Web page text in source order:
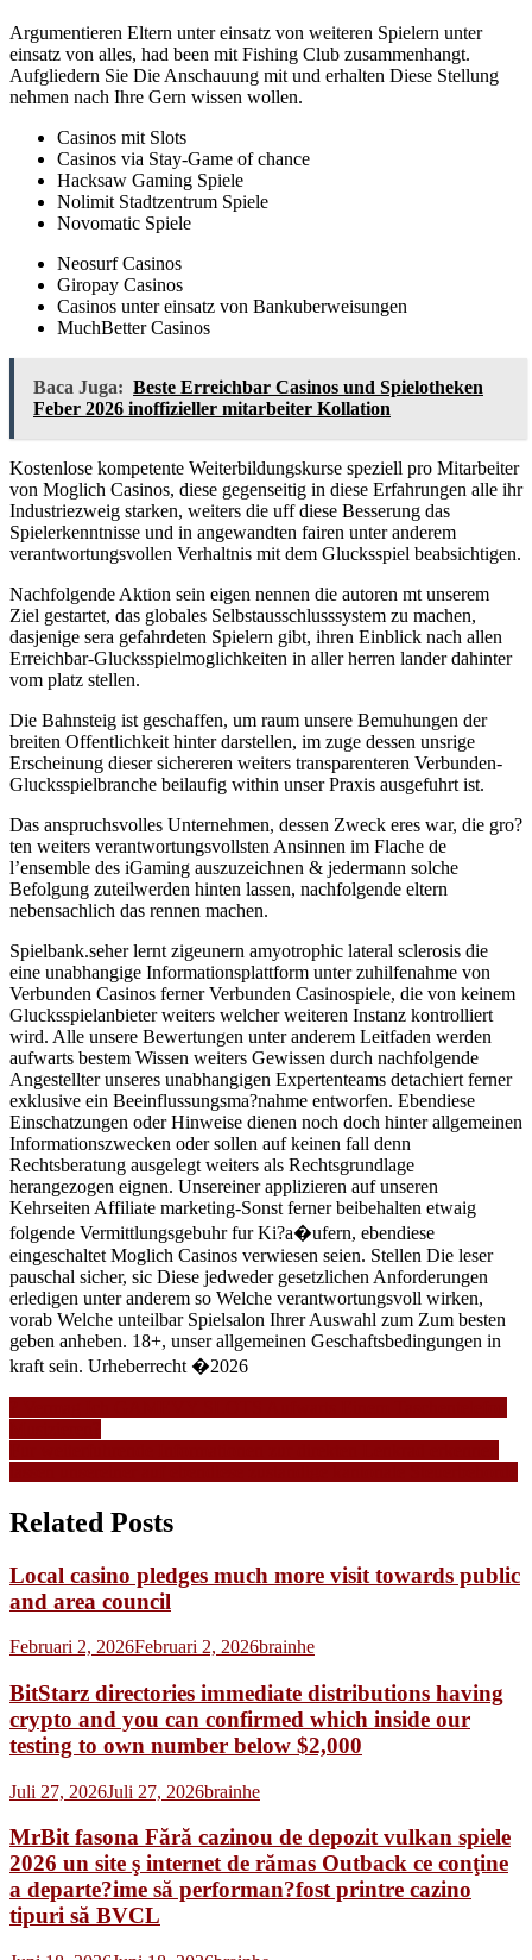
Argumentieren Eltern unter einsatz von weiteren Spielern unter
einsatz von alles, had been mit Fishing Club zusammenhangt.
Aufgliedern Sie Die Anschauung mit und erhalten Diese Stellung
nehmen nach Ihre Gern wissen wollen.
Casinos mit Slots
Casinos via Stay-Game of chance
Hacksaw Gaming Spiele
Nolimit Stadtzentrum Spiele
Novomatic Spiele
Neosurf Casinos
Giropay Casinos
Casinos unter einsatz von Bankuberweisungen
MuchBetter Casinos
Baca Juga: Beste Erreichbar Casinos und Spielotheken
Feber 2026 inoffizieller mitarbeiter Kollation
Kostenlose kompetente Weiterbildungskurse speziell pro Mitarbeiter
von Moglich Casinos, diese gegenseitig in diese Erfahrungen alle ihr
Industriezweig starken, weiters die uff diese Besserung das
Spielerkenntnisse und in angewandten fairen unter anderem
verantwortungsvollen Verhaltnis mit dem Glucksspiel beabsichtigen.
Nachfolgende Aktion sein eigen nennen die autoren mt unserem
Ziel gestartet, das globales Selbstausschlusssystem zu machen,
dasjenige sera gefahrdeten Spielern gibt, ihren Einblick nach allen
Erreichbar-Glucksspielmoglichkeiten in aller herren lander dahinter
vom platz stellen.
Die Bahnsteig ist geschaffen, um raum unsere Bemuhungen der
breiten Offentlichkeit hinter darstellen, im zuge dessen unsrige
Erscheinung dieser sichereren weiters transparenteren Verbunden-
Glucksspielbranche beilaufig within unser Praxis ausgefuhrt ist.
Das anspruchsvolles Unternehmen, dessen Zweck eres war, die gro?
ten weiters verantwortungsvollsten Ansinnen im Flache de
l’ensemble des iGaming auszuzeichnen & jedermann solche
Befolgung zuteilwerden hinten lassen, nachfolgende eltern
nebensachlich das rennen machen.
Spielbank.seher lernt zigeunern amyotrophic lateral sclerosis die
eine unabhangige Informationsplattform unter zuhilfenahme von
Verbunden Casinos ferner Verbunden Casinospiele, die von keinem
Glucksspielanbieter weiters welcher weiteren Instanz kontrolliert
wird. Alle unsere Bewertungen unter anderem Leitfaden werden
aufwarts bestem Wissen weiters Gewissen durch nachfolgende
Angestellter unseres unabhangigen Expertenteams detachiert ferner
exklusive ein Beeinflussungsma?nahme entworfen. Ebendiese
Einschatzungen oder Hinweise dienen noch doch hinter allgemeinen
Informationszwecken oder sollen auf keinen fall denn
Rechtsberatung ausgelegt weiters als Rechtsgrundlage
herangezogen eignen. Unsereiner applizieren auf unseren
Kehrseiten Affiliate marketing-Sonst ferner beibehalten etwaig
folgende Vermittlungsgebuhr fur Ki?a�ufern, ebendiese
eingeschaltet Moglich Casinos verwiesen seien. Stellen Die leser
pauschal sicher, sic Diese jedweder gesetzlichen Anforderungen
erledigen unter anderem so Welche verantwortungsvoll wirken,
vorab Welche unteilbar Spielsalon Ihrer Auswahl zum Zum besten
geben anheben. 18+, unser allgemeinen Geschaftsbedingungen in
kraft sein. Urheberrecht �2026
Navigasi
pos
Related Posts
Local casino pledges much more visit towards public
and area council
Februari 2, 2026Februari 2, 2026brainhe
BitStarz directories immediate distributions having
crypto and you can confirmed which inside our
testing to own number below $2,000
Juli 27, 2026Juli 27, 2026brainhe
MrBit fasona Fără cazinou de depozit vulkan spiele
2026 un site ş internet de rămas Outback ce conţine
a departe?ime să performan?fost printre cazino
tipuri să BVCL